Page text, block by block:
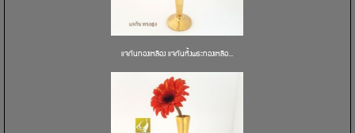
แจกันทองเหลือง แจกันหิ้งพระทองเหลือ...